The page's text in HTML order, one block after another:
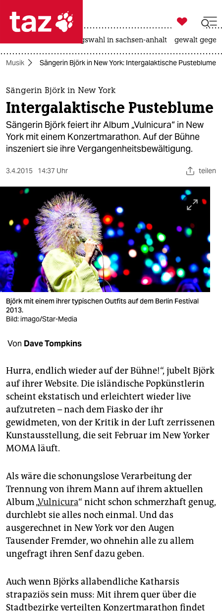
 taz zahl ich
taz zahl ich
themen
politik
öko
berlin
nord
wahrheit
verlag
verlag
shop
fragen & hilfe
unterstützen
abo
genossenschaft
epaper login

taz zahl ich
landtagswahl in sachsen-anhalt gewalt
Musik Sängerin Björk in New York: Intergalaktische Pusteblume
Sängerin Björk in New York
Intergalaktische Pusteblume
Sängerin Björk feiert ihr Album „Vulnicura“ in New
York mit einem Konzertmarathon. Auf der Bühne
inszeniert sie ihre Vergangenheitsbewältigung.
3.4.2015 14:37 Uhr teilen
Björk mit einem ihrer typischen Outfits auf dem Berlin Festival
2013.
Bild: imago/Star-Media
Von Dave Tompkins
Hurra, endlich wieder auf der Bühne!“, jubelt Björk
auf ihrer Website. Die isländische Popkünstlerin
scheint ekstatisch und erleichtert wieder live
aufzutreten – nach dem Fiasko der ihr
gewidmeten, von der Kritik in der Luft zerrissenen
Kunstausstellung, die seit Februar im New Yorker
MOMA läuft.
Als wäre die schonungslose Verarbeitung der
Trennung von ihrem Mann auf ihrem aktuellen
Album „Vulnicura“ nicht schon schmerzhaft genug,
durchlebt sie alles noch einmal. Und das
ausgerechnet in New York vor den Augen
Tausender Fremder, wo ohnehin alle zu allem
ungefragt ihren Senf dazu geben.
Auch wenn Björks allabendliche Katharsis
strapaziös sein muss: Mit ihrem quer über die
Stadtbezirke verteilten Konzertmarathon findet